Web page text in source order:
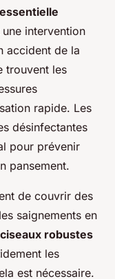
intervention
accident de la
trouvent les
rapide. Les
désinfectantes
pour prévenir
pansement.
de couvrir des
saignements en
ciseaux robustes
les
est nécessaire.